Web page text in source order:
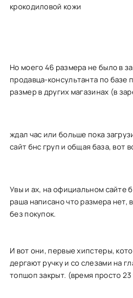
крокодиловой кожи
Но моего 46 размера не было в
продавца-консультанта по базе
размер в других магазинах (в
ждал час или больше пока
сайт бнс груп и общая база, вот
Увы и ах, на официальном сайте
раша написано что размера нет,
без покупок.
И вот они, первые хипстеры,
дергают ручку и со слезами на
топшоп закрыт. (время просто 23